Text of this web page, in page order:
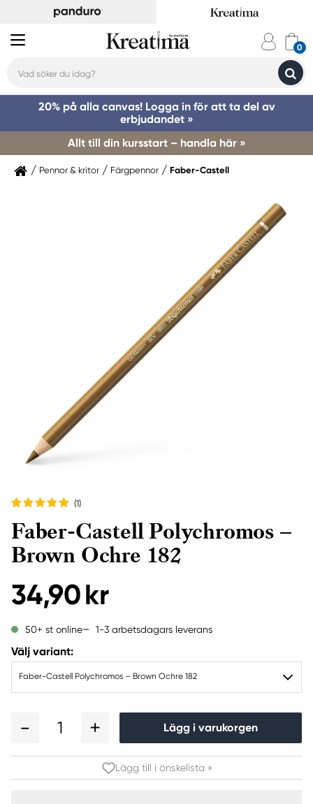
20% på alla canvas! Logga in för att ta del av
erbjudandet »
Allt till din kursstart – handla här »
Pennor & kritor Färgpennor Faber-Castell
(1)
Faber-Castell Polychromos –
Brown Ochre 182
34,90 kr
50+ st online 1-3 arbetsdagars leverans
Välj variant:
Faber-Castell Polychromos – Brown Ochre 182
1 Lägg i varukorgen
Lägg till i önskelista »